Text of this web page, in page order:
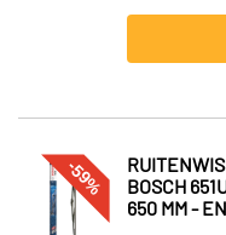
-59%
BOSCH
650 MM -